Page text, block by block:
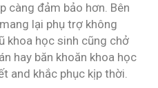
càng đảm bảo hơn. Bên
lại phụ trợ không
khoa học sinh cũng chở
hay băn khoăn khoa học
and khắc phục kịp thời.